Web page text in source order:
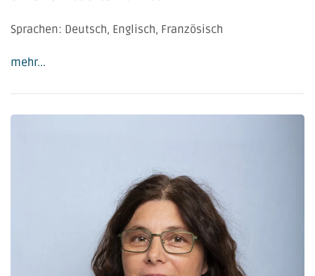
Sprachen: Deutsch, Englisch, Französisch
mehr...